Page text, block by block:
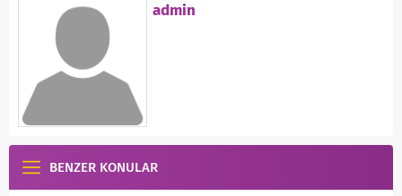
admin
BENZER KONULAR